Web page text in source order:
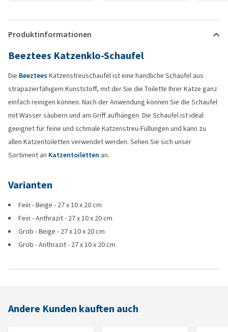
Produktinformationen
Beeztees Katzenklo-Schaufel
Die Beeztees Katzenstreuschaufel ist eine handliche Schaufel aus
strapazierfähigem Kunststoff, mit der Sie die Toilette Ihrer Katze ganz
einfach reinigen können. Nach der Anwendung können Sie die Schaufel
mit Wasser säubern und am Griff aufhängen. Die Schaufel ist ideal
geeignet für feine und schmale Katzenstreu-Füllungen und kann zu
allen Katzentoiletten verwendet werden. Sehen Sie sich unser
Sortiment an Katzentoiletten an.
Varianten
Fein - Beige - 27 x 10 x 20 cm
Fein - Anthrazit - 27 x 10 x 20 cm
Grob - Beige - 27 x 10 x 20 cm
Grob - Anthrazit - 27 x 10 x 20 cm
Andere Kunden kauften auch